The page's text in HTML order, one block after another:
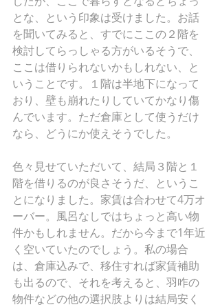
とな、という印象は受けました。お話
を聞いてみると、すでにここの２階を
検討してらっしゃる方がいるそうで、
ここは借りられないかもしれない、と
いうことです。１階は半地下になって
おり、壁も崩れたりしていてかなり傷
んでいます。ただ倉庫として使うだけ
なら、どうにか使えそうでした。
色々見せていただいて、結局３階と１
階を借りるのが良さそうだ、というこ
とになりました。家賃は合わせて4万オ
ーバー。風呂なしではちょっと高い物
件かもしれません。だから今まで1年近
く空いていたのでしょう。私の場合
は、倉庫込みで、移住すれば家賃補助
も出るので、それを考えると、羽咋の
物件などの他の選択肢よりは結局安く